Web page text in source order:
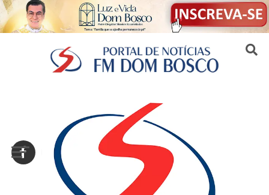
Sair da versão mobile